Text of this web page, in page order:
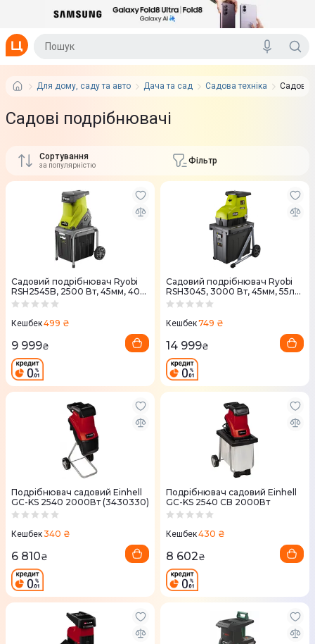
Для дому, саду та авто Дача та сад Садова техніка Садові
Садові подрібнювачі
Сортування
за популярністю Фільтр
Садовий подрiбнювач Ryobi
RSH2545B, 2500 Вт, 45мм, 40л
(5133002512)
Кешбек499 ₴
9 999₴
Садовий подрiбнювач Ryobi
RSH3045, 3000 Вт, 45мм, 55л
(5133004335)
Кешбек749 ₴
14 999₴
Подрiбнювач садовий Einhell
GC-KS 2540 2000Вт (3430330)
Кешбек340 ₴
6 810₴
Подрібнювач садовий Einhell
GC-KS 2540 CB 2000Вт
Кешбек430 ₴
8 602₴